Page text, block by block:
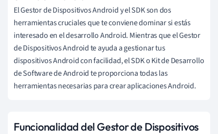
El Gestor de Dispositivos Android y el SDK son dos
herramientas cruciales que te conviene dominar si estás
interesado en el desarrollo Android. Mientras que el Gestor
de Dispositivos Android te ayuda a gestionar tus
dispositivos Android con facilidad, el SDK o Kit de Desarrollo
de Software de Android te proporciona todas las
herramientas necesarias para crear aplicaciones Android.
Funcionalidad del Gestor de Dispositivos